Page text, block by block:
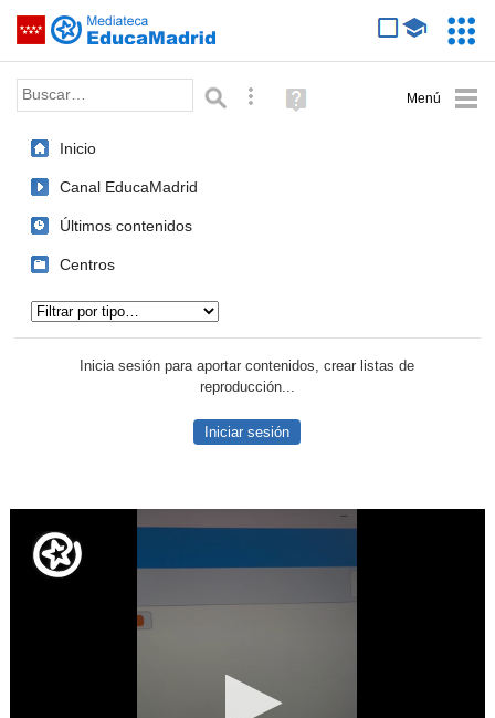
Saltar navegación
Palabra o frase: Búsqueda avanzada
Ayuda
(en
Inicio
Canal EducaMadrid
Últimos contenidos
Centros
Inicia sesión para aportar contenidos, crear listas de
reproducción...
Iniciar sesión